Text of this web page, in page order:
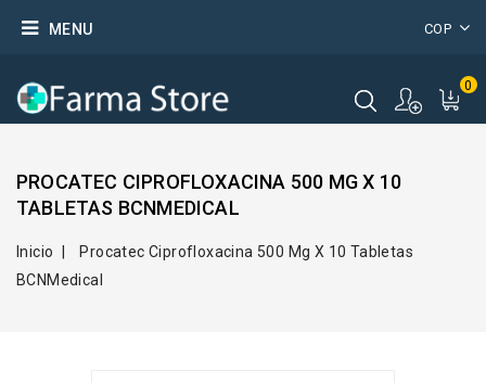
COP
MENU
0
PROCATEC CIPROFLOXACINA 500 MG X 10
TABLETAS BCNMEDICAL
Inicio
Procatec Ciprofloxacina 500 Mg X 10 Tabletas
BCNMedical